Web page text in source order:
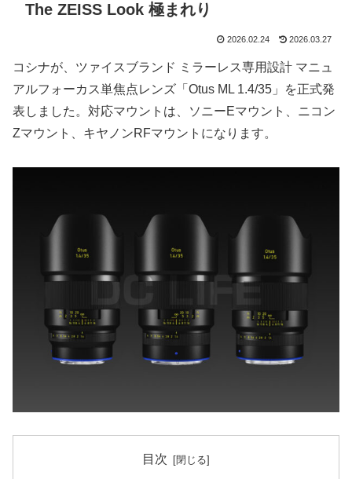
The ZEISS Look 極まれり
2026.02.24 2026.03.27
コシナが、ツァイスブランド ミラーレス専用設計 マニュ
アルフォーカス単焦点レンズ「Otus ML 1.4/35」を正式発
表しました。対応マウントは、ソニーEマウント、ニコン
Zマウント、キヤノンRFマウントになります。
目次